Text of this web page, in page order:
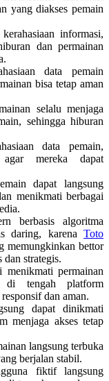
yang diakses pemain
informasi,
dan permainan
data pemain
bisa tetap aman
selalu menjaga
sehingga hiburan
data pemain,
agar mereka dapat
dapat langsung
menikmati berbagai
berbasis algoritma
daring, karena Toto
memungkinkan bettor
dan strategis.
menikmati permainan
tengah platform
dan aman.
dapat dinikmati
menjaga akses tetap
langsung terbuka
berjalan stabil.
fiktif langsung